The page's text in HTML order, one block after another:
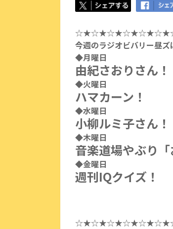
今週のラジオビバリー昼ズ
◆月曜日
由紀さおりさん！
◆火曜日
ハマカーン！
◆水曜日
小柳ルミ子さん！
◆木曜日
音楽道場やぶり
◆金曜日
週刊IQクイズ！